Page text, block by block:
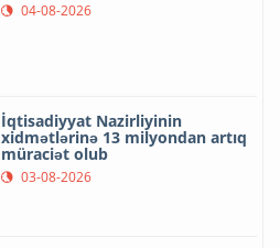
04-08-2026
İqtisadiyyat Nazirliyinin
xidmətlərinə 13 milyondan artıq
müraciət olub
03-08-2026